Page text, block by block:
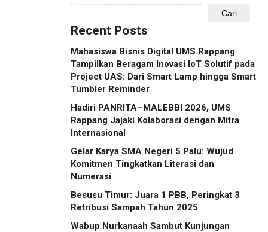
Cari
Recent Posts
Mahasiswa Bisnis Digital UMS Rappang
Tampilkan Beragam Inovasi IoT Solutif pada
Project UAS: Dari Smart Lamp hingga Smart
Tumbler Reminder
Hadiri PANRITA–MALEBBI 2026, UMS
Rappang Jajaki Kolaborasi dengan Mitra
Internasional
Gelar Karya SMA Negeri 5 Palu: Wujud
Komitmen Tingkatkan Literasi dan
Numerasi
Besusu Timur: Juara 1 PBB, Peringkat 3
Retribusi Sampah Tahun 2025
Wabup Nurkanaah Sambut Kunjungan